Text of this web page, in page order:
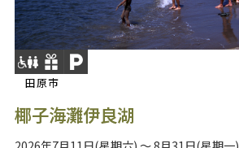
田原市
椰子海灘伊良湖